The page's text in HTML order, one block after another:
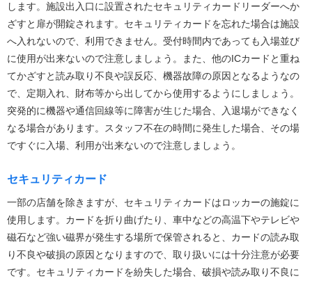
します。施設出入口に設置されたセキュリティカードリーダーへか
ざすと扉が開錠されます。セキュリティカードを忘れた場合は施設
へ入れないので、利用できません。受付時間内であっても入場並び
に使用が出来ないので注意しましょう。また、他のICカードと重ね
てかざすと読み取り不良や誤反応、機器故障の原因となるようなの
で、定期入れ、財布等から出してから使用するようにしましょう。
突発的に機器や通信回線等に障害が生じた場合、入退場ができなく
なる場合があります。スタッフ不在の時間に発生した場合、その場
ですぐに入場、利用が出来ないので注意しましょう。
セキュリティカード
一部の店舗を除きますが、セキュリティカードはロッカーの施錠に
使用します。カードを折り曲げたり、車中などの高温下やテレビや
磁石など強い磁界が発生する場所で保管されると、カードの読み取
り不良や破損の原因となりますので、取り扱いには十分注意が必要
です。セキュリティカードを紛失した場合、破損や読み取り不良に